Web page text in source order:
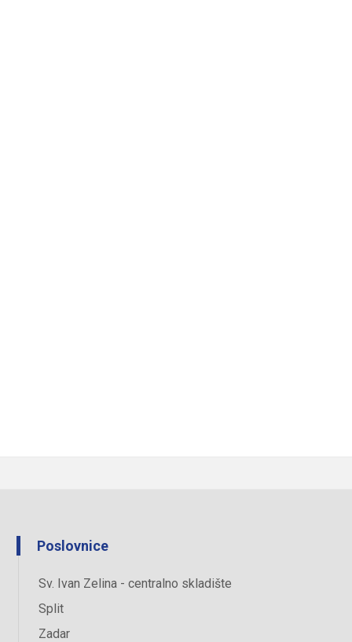
Poslovnice
Sv. Ivan Zelina - centralno skladište
Split
Zadar